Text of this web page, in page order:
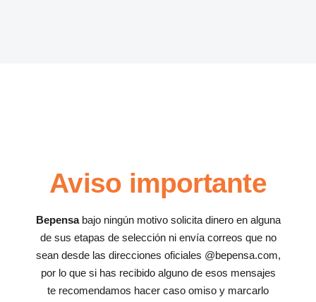
Aviso importante
Bepensabajo ningún motivo solicita dinero en alguna
de sus etapas de selección ni envía correos que no
sean desde las direcciones oficiales @bepensa.com,
por lo que si has recibido alguno de esos mensajes
te recomendamos hacer caso omiso y marcarlo